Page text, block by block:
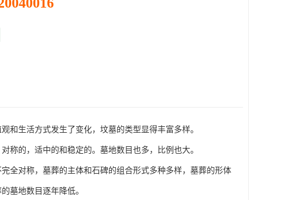
和生活方式发生了变化，坟墓的类型显得丰富多样。
称的，适中的和稳定的。墓地数目也多，比例也大。
全对称，墓葬的主体和石碑的组合形式多种多样，墓葬的形体
墓地数目逐年降低。